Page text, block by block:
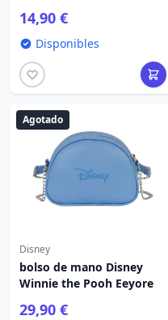
14,90 €
Disponibles
Agotado
Disney
bolso de mano Disney
Winnie the Pooh Eeyore
29,90 €